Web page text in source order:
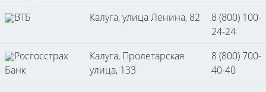
ВТБ
Калуга, улица Ленина, 82
8 (800) 100-
24-24
Росгосстрах
Банк
Калуга, Пролетарская
улица, 133
8 (800) 700-
40-40